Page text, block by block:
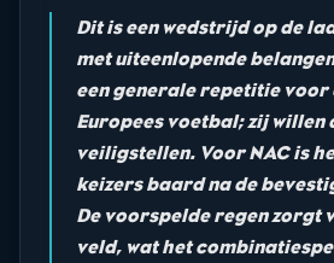
Dit is een wedstrijd op de
met uiteenlopende
een generale repetitie voor
Europees voetbal; zij willen
veiligstellen. Voor NAC is
keizers baard na de
De voorspelde regen zorgt
veld, wat het